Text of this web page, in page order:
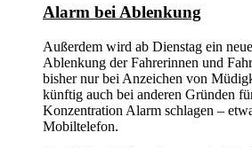
Alarm bei Ablenkung
Außerdem wird ab Dienstag ein
Ablenkung der Fahrerinnen und
bisher nur bei Anzeichen von
künftig auch bei anderen Gründen
Konzentration Alarm schlagen –
Mobiltelefon.